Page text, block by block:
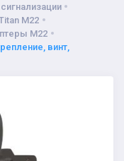
M22
M22
винт,